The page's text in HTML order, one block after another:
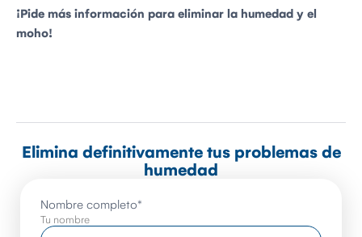
¡Pide más información para eliminar la humedad y el
moho!
Elimina definitivamente tus problemas de
humedad
Nombre completo*
Tu nombre